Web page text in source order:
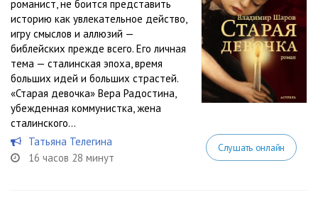
романист, не боится представить
историю как увлекательное действо,
игру смыслов и аллюзий —
библейских прежде всего. Его личная
тема — сталинская эпоха, время
больших идей и больших страстей.
«Старая девочка» Вера Радостина,
убежденная коммунистка, жена
сталинского...
Татьяна Телегина
16 часов 28 минут
Слушать онлайн